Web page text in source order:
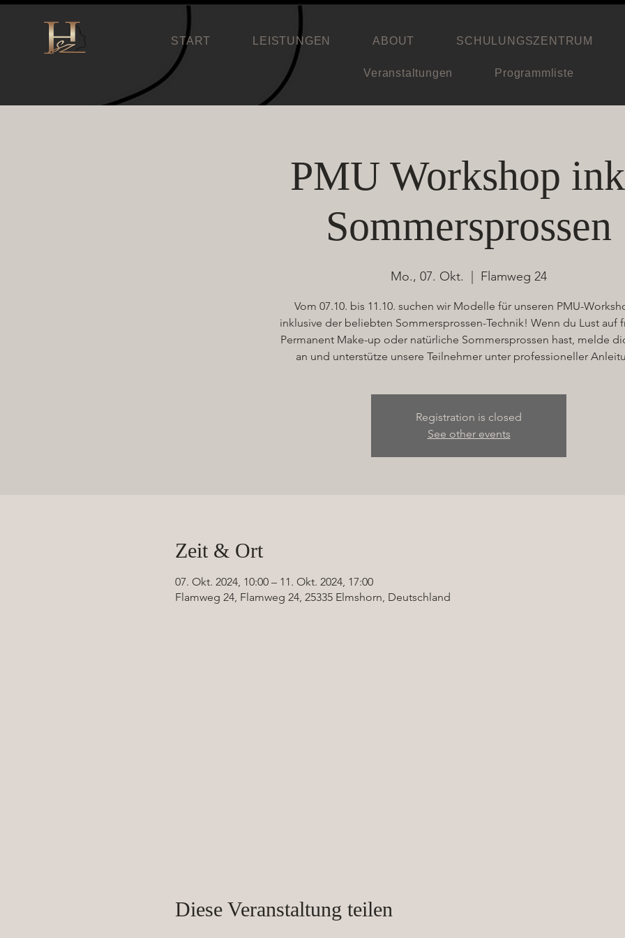
START LEISTUNGEN ABOUT SCHULUNGSZENTRUM
Veranstaltungen Programmliste
PMU Workshop
Sommersprossen
Mo., 07. Okt. Flamweg 24
Vom 07.10. bis 11.10. suchen wir Modelle für unseren PMU-
inklusive der beliebten Sommersprossen-Technik! Wenn du Lust auf
Permanent Make-up oder natürliche Sommersprossen hast, melde
an und unterstütze unsere Teilnehmer unter professioneller
Registration is closed
See other events
Zeit & Ort
07. Okt. 2024, 10:00 – 11. Okt. 2024, 17:00
Flamweg 24, Flamweg 24, 25335 Elmshorn, Deutschland
Diese Veranstaltung teilen